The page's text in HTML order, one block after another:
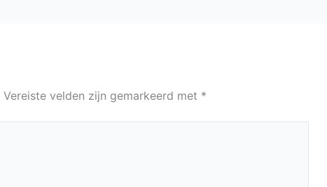
Vereiste velden zijn gemarkeerd met *